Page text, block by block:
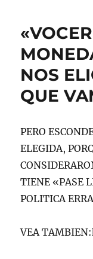
NOS
QUE
PERO
ELEGIDA,
TIENE «PASE
POLITICA
VEA